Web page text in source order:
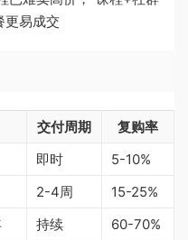
更易成交
交付周期
复购率
即时
5-10%
2-4周
15-25%
持续
60-70%